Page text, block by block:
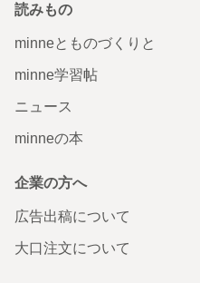
読みもの
minneとものづくりと
minne学習帖
ニュース
minneの本
企業の方へ
広告出稿について
大口注文について